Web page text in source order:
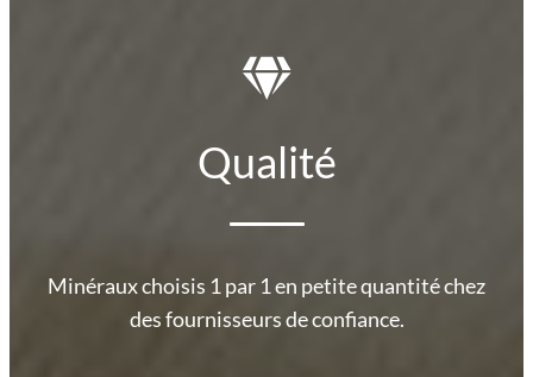
Qualité
Minéraux choisis 1 par 1 en petite quantité chez
des fournisseurs de confiance.